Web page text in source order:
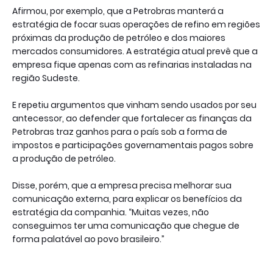
Afirmou, por exemplo, que a Petrobras manterá a
estratégia de focar suas operações de refino em regiões
próximas da produção de petróleo e dos maiores
mercados consumidores. A estratégia atual prevê que a
empresa fique apenas com as refinarias instaladas na
região Sudeste.
E repetiu argumentos que vinham sendo usados por seu
antecessor, ao defender que fortalecer as finanças da
Petrobras traz ganhos para o país sob a forma de
impostos e participações governamentais pagos sobre
a produção de petróleo.
Disse, porém, que a empresa precisa melhorar sua
comunicação externa, para explicar os benefícios da
estratégia da companhia. “Muitas vezes, não
conseguimos ter uma comunicação que chegue de
forma palatável ao povo brasileiro.”